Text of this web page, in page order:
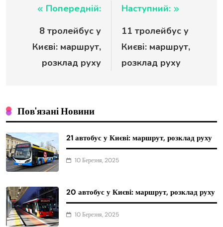
Навігація
записів
Попередній:
8 тролейбус у
Києві: маршрут,
розклад руху
Наступний:
11 тролейбус у
Києві: маршрут,
розклад руху
Пов'язані Новини
21 автобус у Києві: маршрут, розклад руху
10 Березня, 2025
20 автобус у Києві: маршрут, розклад руху
10 Березня, 2025